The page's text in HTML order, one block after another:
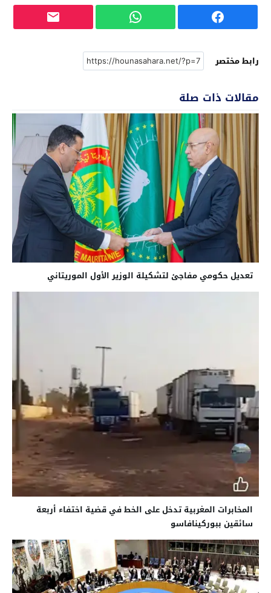
رابط مختصر
مقالات ذات صلة
تعديل حكومي مفاجئ لتشكيلة الوزير الأول الموريتاني
المخابرات المغربية تدخل على الخط في قضية اختفاء أربعة
سائقين ببوركينافاسو